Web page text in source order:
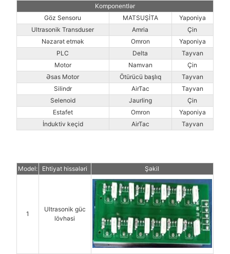
Komponentlər
Göz Sensoru
MATSUŞİTA
Yaponiya
Ultrasonik Transduser
Amria
Çin
Nəzarət etmək
Omron
Yaponiya
PLC
Delta
Tayvan
Motor
Namvan
Çin
Əsas Motor
Ötürücü başlıq
Tayvan
Silindr
AirTac
Tayvan
Selenoid
Jaurling
Çin
Estafet
Omron
Yaponiya
İnduktiv keçid
AirTac Tayvan
Model: Ehtiyat hissələri Şəkil
1
Ultrasonik güc
lövhəsi